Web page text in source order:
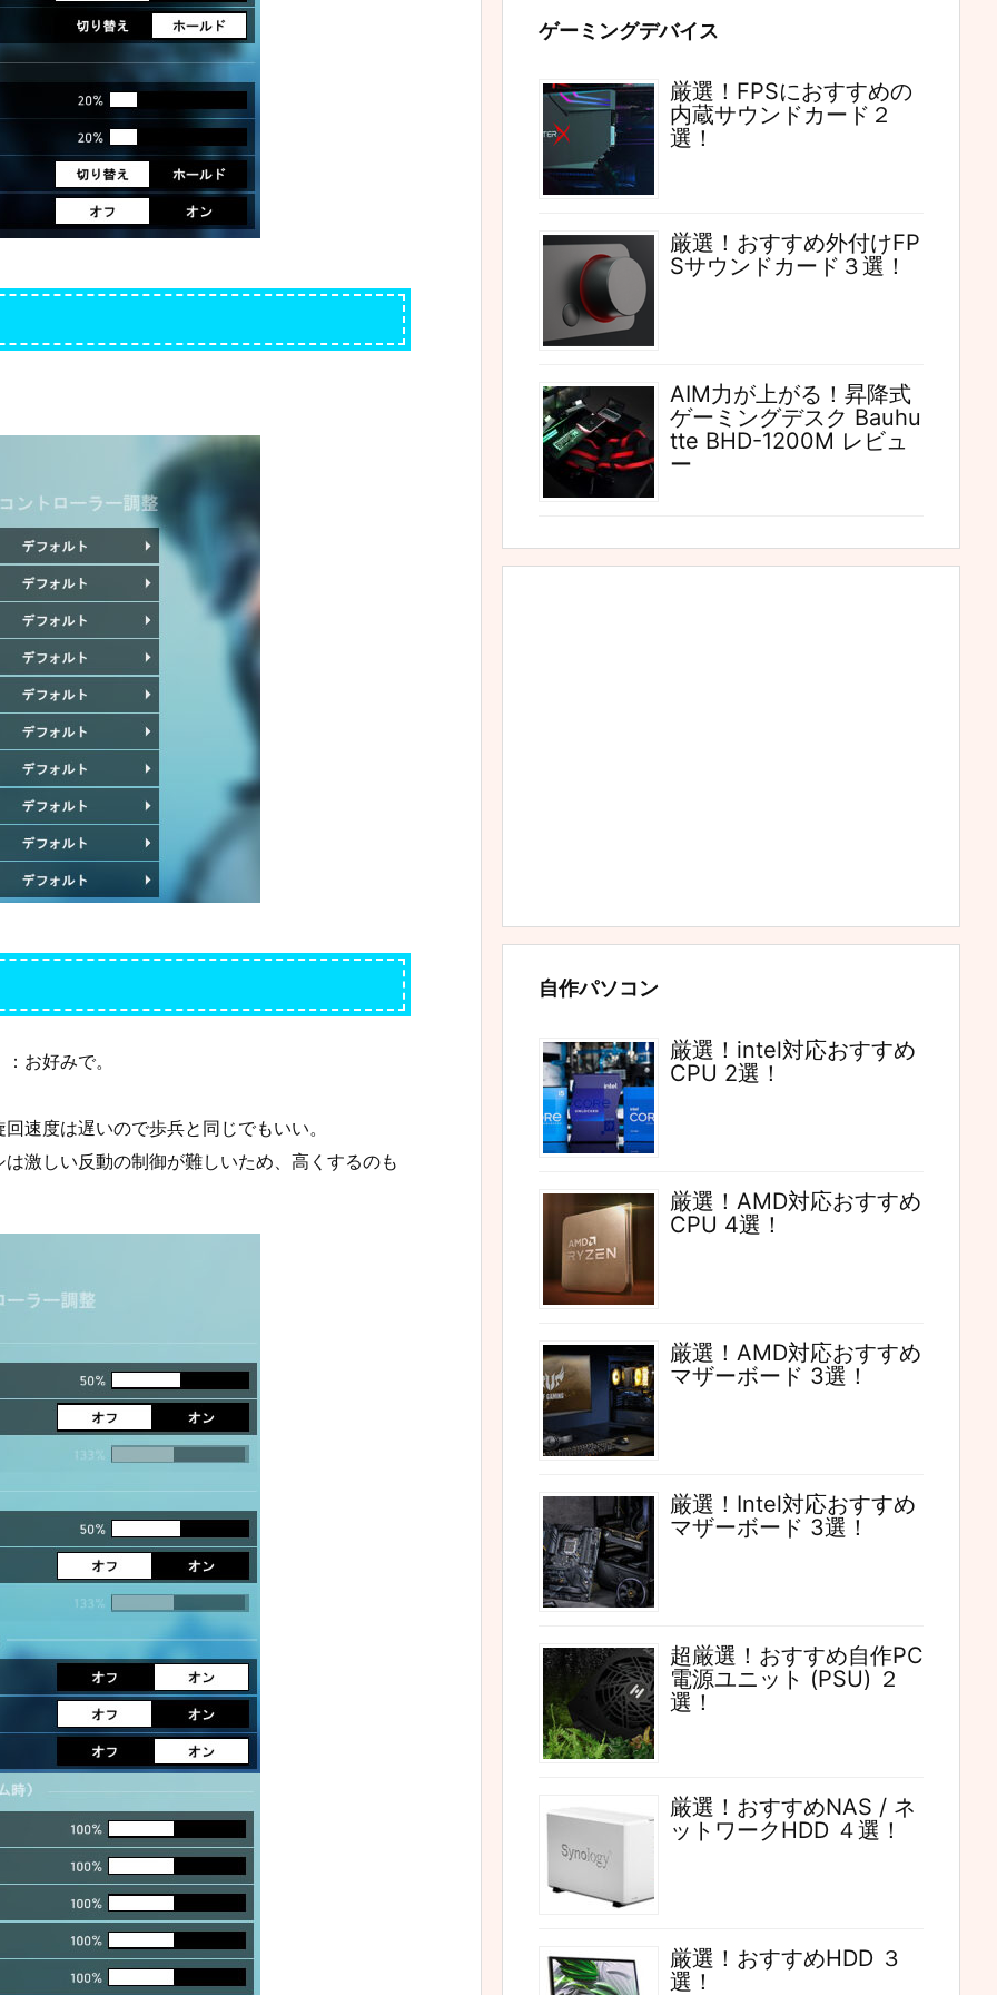
お好みで。
速度は遅いので歩兵と同じでもいい。
激しい反動の制御が難しいため、高くするのも
ゲーミングデバイス
厳選！FPSにおすすめの
内蔵サウンドカード２
選！
厳選！おすすめ外付けFP
Sサウンドカード３選！
AIM力が上がる！昇降式
ゲーミングデスク Bauhu
tte BHD-1200M レビュ
ー
自作パソコン
厳選！intel対応おすすめ
CPU 2選！
厳選！AMD対応おすすめ
CPU 4選！
厳選！AMD対応おすすめ
マザーボード 3選！
厳選！Intel対応おすすめ
マザーボード 3選！
超厳選！おすすめ自作PC
電源ユニット (PSU) ２
選！
厳選！おすすめNAS / ネ
ットワークHDD ４選！
厳選！おすすめHDD ３
選！